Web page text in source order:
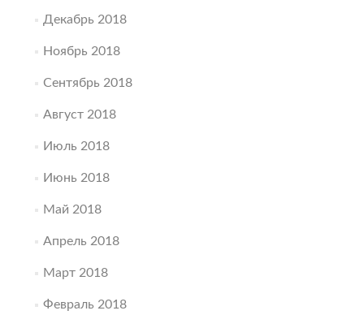
Декабрь 2018
Ноябрь 2018
Сентябрь 2018
Август 2018
Июль 2018
Июнь 2018
Май 2018
Апрель 2018
Март 2018
Февраль 2018